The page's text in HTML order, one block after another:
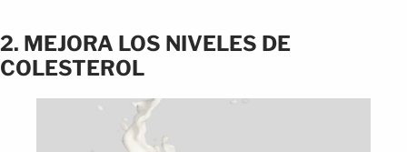
2. MEJORA LOS NIVELES DE
COLESTEROL